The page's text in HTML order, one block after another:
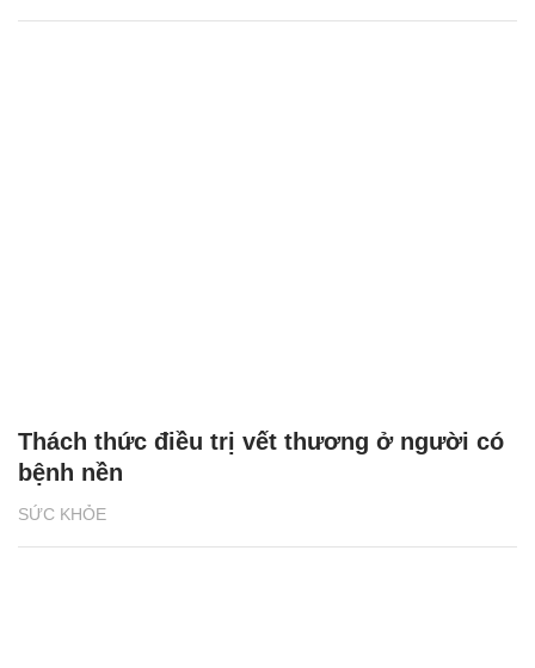
SỨC KHỎE
Thách thức điều trị vết thương ở người có
bệnh nền